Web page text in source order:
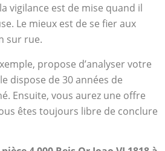
vigilance est de mise quand il
Le mieux est de se fier aux
sur rue.
propose d’analyser votre
dispose de 30 années de
Ensuite, vous aurez une offre
êtes toujours libre de conclure